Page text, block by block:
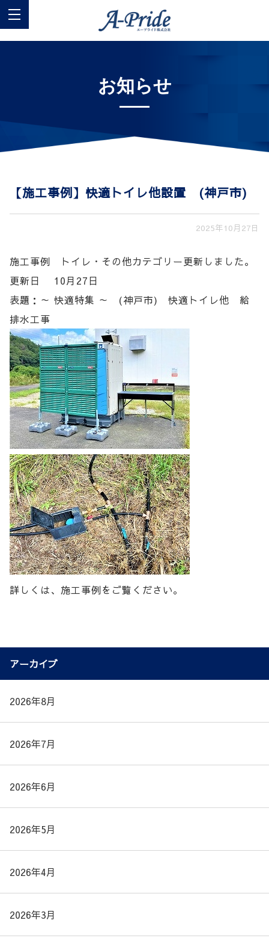
お知らせ
【施工事例】快適トイレ他設置 (神戸市)
2025年10月27日
施工事例 トイレ・その他カテゴリー更新しました。
更新日 10月27日
表題：～ 快適特集 ～ (神戸市) 快適トイレ他 給
排水工事
詳しくは、施工事例をご覧ください。
アーカイブ
2026年8月
2026年7月
2026年6月
2026年5月
2026年4月
2026年3月